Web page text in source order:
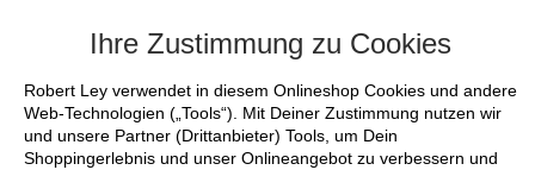
Ihre Zustimmung zu Cookies
Robert Ley verwendet in diesem Onlineshop Cookies und andere
Web-Technologien („Tools“). Mit Deiner Zustimmung nutzen wir
und unsere Partner (Drittanbieter) Tools, um Dein
Shoppingerlebnis und unser Onlineangebot zu verbessern und